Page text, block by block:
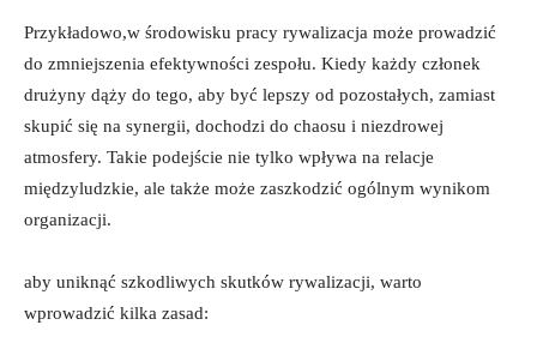
Przykładowo,w środowisku pracy ⁢rywalizacja może prowadzić
do zmniejszenia ‌efektywności zespołu. ⁢Kiedy każdy członek‌
drużyny dąży do tego, aby być lepszy od ‍pozostałych, zamiast
skupić się na⁢ synergii, dochodzi do chaosu i niezdrowej
atmosfery.‌ Takie podejście ‍nie ⁣tylko wpływa na ⁤relacje
międzyludzkie, ale także może zaszkodzić ogólnym wynikom⁤
organizacji.
aby uniknąć szkodliwych skutków rywalizacji, warto
wprowadzić kilka ‍zasad: